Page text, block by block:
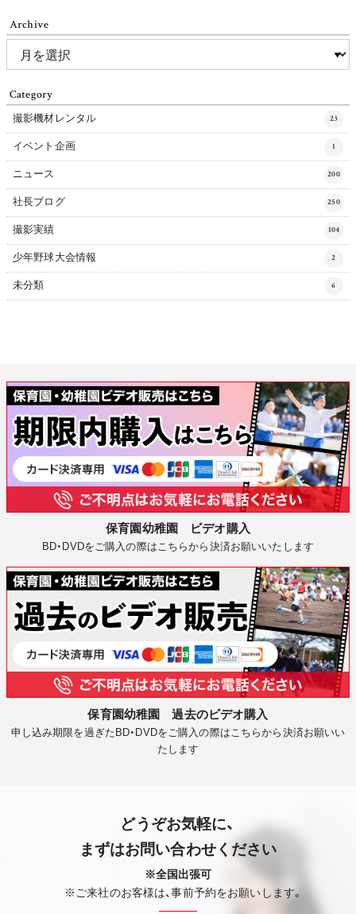
Archive
Category
撮影機材レンタル 23
イベント企画 1
ニュース 200
社長ブログ 250
撮影実績 104
少年野球大会情報 2
未分類 6
保育園幼稚園 ビデオ購入
BD・DVDをご購入の際はこちらから決済お願いいたします
保育園幼稚園 過去のビデオ購入
申し込み期限を過ぎたBD・DVDをご購入の際はこちらから決済お願いい
たします
どうぞお気軽に、
まずはお問い合わせください
※全国出張可
※ご来社のお客様は、事前予約をお願いします。